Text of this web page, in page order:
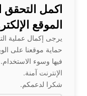
اكمل التحقق
الموقع
يرجى إكمال عملية
حماية موقعنا على
فيها وسوء
الإنترنت آمنة.
شكرا لدعمكم.